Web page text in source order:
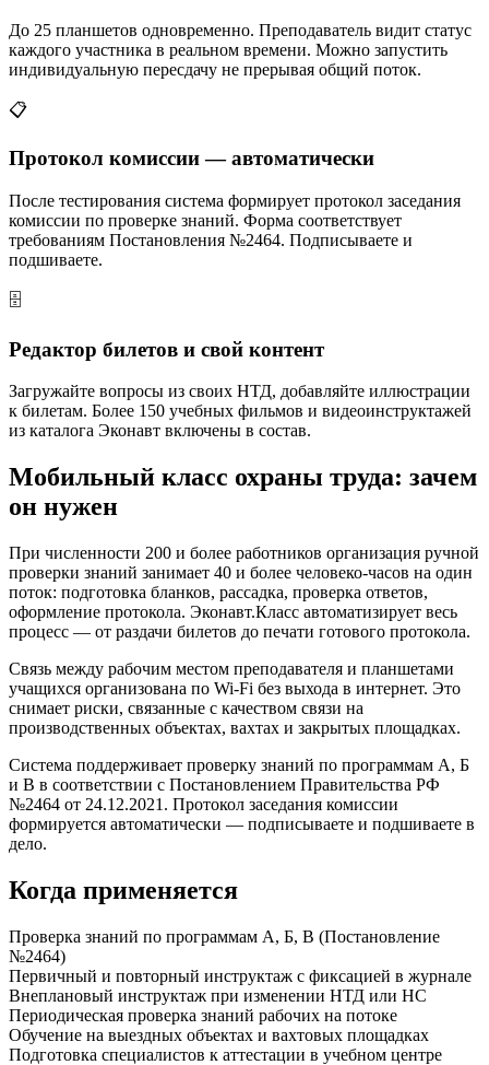
До 25 планшетов одновременно. Преподаватель видит статус
каждого участника в реальном времени. Можно запустить
индивидуальную пересдачу не прерывая общий поток.
📋
Протокол комиссии — автоматически
После тестирования система формирует протокол заседания
комиссии по проверке знаний. Форма соответствует
требованиям Постановления №2464. Подписываете и
подшиваете.
🗄
Редактор билетов и свой контент
Загружайте вопросы из своих НТД, добавляйте иллюстрации
к билетам. Более 150 учебных фильмов и видеоинструктажей
из каталога Эконавт включены в состав.
Мобильный класс охраны труда: зачем
он нужен
При численности 200 и более работников организация ручной
проверки знаний занимает 40 и более человеко-часов на один
поток: подготовка бланков, рассадка, проверка ответов,
оформление протокола. Эконавт.Класс автоматизирует весь
процесс — от раздачи билетов до печати готового протокола.
Связь между рабочим местом преподавателя и планшетами
учащихся организована по Wi-Fi без выхода в интернет. Это
снимает риски, связанные с качеством связи на
производственных объектах, вахтах и закрытых площадках.
Система поддерживает проверку знаний по программам А, Б
и В в соответствии с Постановлением Правительства РФ
№2464 от 24.12.2021. Протокол заседания комиссии
формируется автоматически — подписываете и подшиваете в
дело.
Когда применяется
Проверка знаний по программам А, Б, В (Постановление
№2464)
Первичный и повторный инструктаж с фиксацией в журнале
Внеплановый инструктаж при изменении НТД или НС
Периодическая проверка знаний рабочих на потоке
Обучение на выездных объектах и вахтовых площадках
Подготовка специалистов к аттестации в учебном центре